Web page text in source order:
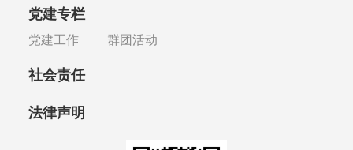
党建专栏
党建工作 群团活动
社会责任
法律声明